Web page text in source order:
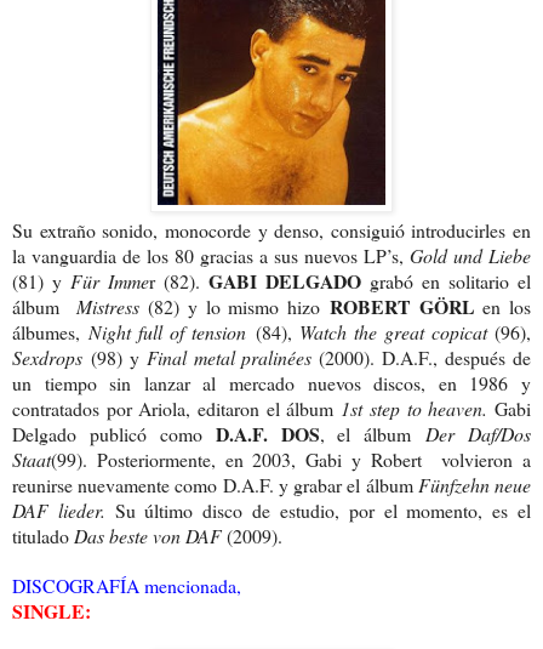
Su extraño sonido, monocorde y denso, consiguió introducirles en
la vanguardia de los 80 gracias a sus nuevos LP’s, Gold und Liebe
(81) y Für Immer (82). GABI DELGADO grabó en solitario el
álbum Mistress(82) y lo mismo hizo ROBERT GÖRL en los
álbumes, Night full of tension (84), Watch the great copicat(96),
Sexdrops (98) y Final metal pralinées(2000). D.A.F., después de
un tiempo sin lanzar al mercado nuevos discos, en 1986 y
contratados por Ariola, editaron el álbum 1st step to heaven.Gabi
Delgado publicó como D.A.F. DOS, el álbum Der Daf/Dos
Staat(99). Posteriormente, en 2003, Gabi y Robert volvieron a
reunirse nuevamente como D.A.F. y grabar el álbum Fünfzehn neue
DAF lieder. Su último disco de estudio, por el momento, es el
titulado Das beste von DAF(2009).
DISCOGRAFÍA mencionada,
SINGLE: